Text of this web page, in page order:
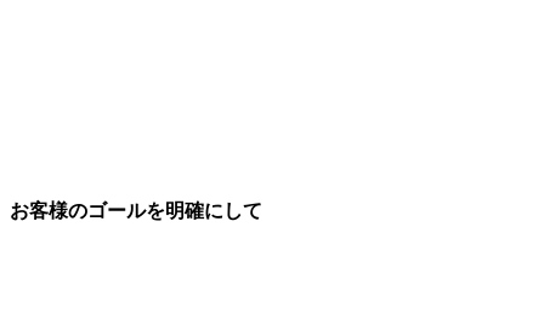
お客様のゴールを明確にして